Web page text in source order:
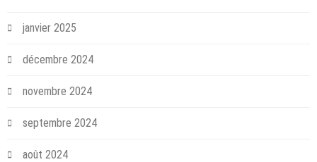
janvier 2025
décembre 2024
novembre 2024
septembre 2024
août 2024